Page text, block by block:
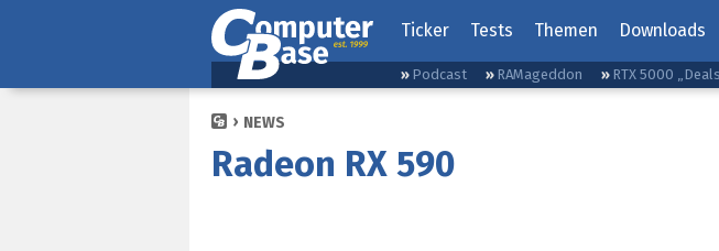
Ticker Tests Themen Downloads
Podcast RAMageddon RTX 5000
NEWS
Radeon RX 590